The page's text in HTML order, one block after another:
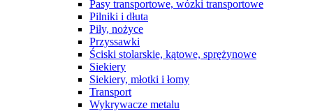
Pasy transportowe, wózki transportowe
Pilniki i dłuta
Piły, nożyce
Przyssawki
Ściski stolarskie, kątowe, sprężynowe
Siekiery
Siekiery, młotki i łomy
Transport
Wykrywacze metalu